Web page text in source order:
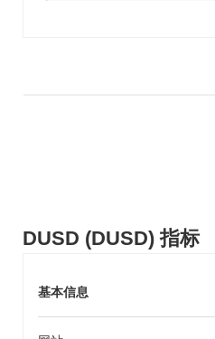
DUSD (DUSD) 指标
基本信息
强调安全性和可扩展性的强大区
进行无缝交易，从而增强其实用